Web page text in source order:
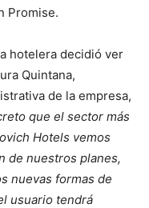
Promise.
hotelera decidió ver
Quintana,
de la empresa,
que el sector más
Hotels vemos
de nuestros planes,
nuevas formas de
usuario tendrá